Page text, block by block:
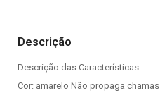
Descrição
Descrição das Características
Cor: amarelo Não propaga chamas